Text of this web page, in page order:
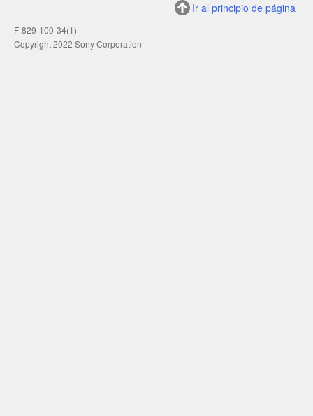
Ir al principio de página
F-829-100-34(1)
Copyright 2022 Sony Corporation